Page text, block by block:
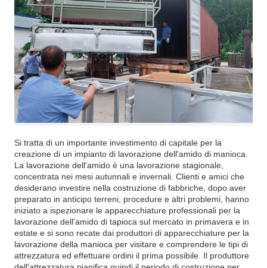
Si tratta di un importante investimento di capitale per la
creazione di un impianto di lavorazione dell'amido di manioca.
La lavorazione dell'amido è una lavorazione stagionale,
concentrata nei mesi autunnali e invernali. Clienti e amici che
desiderano investire nella costruzione di fabbriche, dopo aver
preparato in anticipo terreni, procedure e altri problemi, hanno
iniziato a ispezionare le apparecchiature professionali per la
lavorazione dell'amido di tapioca sul mercato in primavera e in
estate e si sono recate dai produttori di apparecchiature per la
lavorazione della manioca per visitare e comprendere le tipi di
attrezzatura ed effettuare ordini il prima possibile. Il produttore